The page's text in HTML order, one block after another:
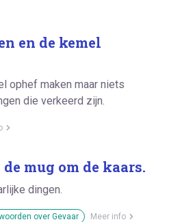
en de kemel
ophef maken maar niets
die verkeerd zijn.
mug om de kaars.
dingen.
over Gevaar Meer info